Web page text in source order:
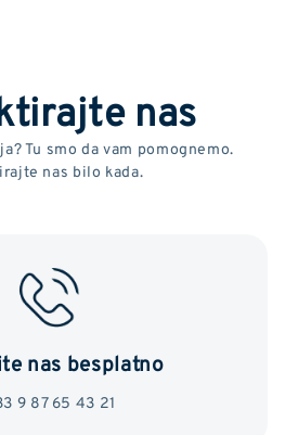
nas
Tu smo da vam pomognemo.
nas bilo kada.
nas besplatno
9 87 65 43 21